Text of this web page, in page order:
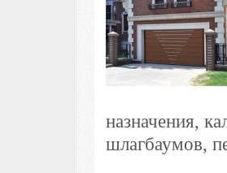
назначения,
шлагбаумов,